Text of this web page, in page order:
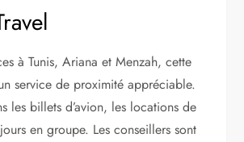
à Tunis, Ariana et Menzah, cette
service de proximité appréciable.
les billets d’avion, les locations de
en groupe. Les conseillers sont